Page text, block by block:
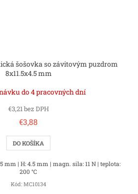
šošovka so závitovým puzdrom
8x11.5x4.5 mm
do 4 pracovných dní
€3,21 bez DPH
€3,88
DO KOŠÍKA
mm | H: 4.5 mm | magn. sila: 11 N | teplota:
200 °C
Kód: MC10134